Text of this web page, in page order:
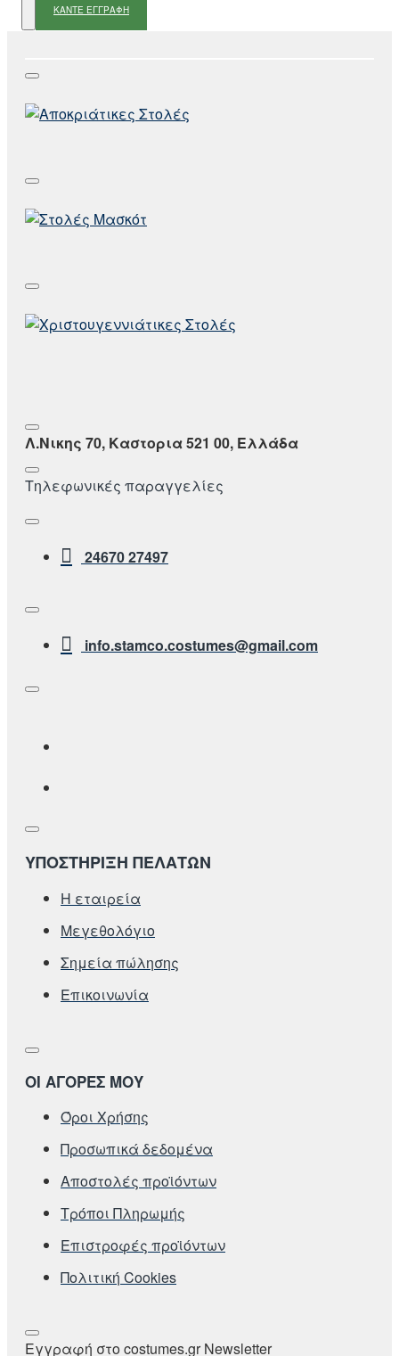
ΚΑΝΤΕ ΕΓΓΡΑΦΗ
Λ.Νικης 70, Καστορια 521 00, Ελλάδα
Τηλεφωνικές παραγγελίες
24670 27497
info.stamco.costumes@gmail.com
ΥΠΟΣΤΗΡΙΞΗ ΠΕΛΑΤΩΝ
Η εταιρεία
Μεγεθολόγιο
Σημεία πώλησης
Επικοινωνία
ΟΙ ΑΓΟΡΕΣ ΜΟΥ
Όροι Χρήσης
Προσωπικά δεδομένα
Αποστολές προϊόντων
Τρόποι Πληρωμής
Επιστροφές προϊόντων
Πολιτική Cookies
Εγγραφή στο costumes.gr Newsletter